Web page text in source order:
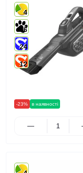
-23% в наявності
4
6
24
12